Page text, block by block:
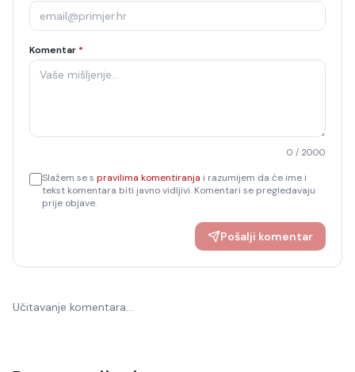
Komentar *
0 / 2000
Slažem se s pravilima komentiranja i razumijem da će ime i
tekst komentara biti javno vidljivi. Komentari se pregledavaju
prije objave.
Pošalji komentar
Učitavanje komentara…